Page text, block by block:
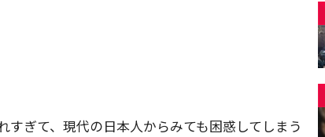
すぎて、現代の日本人からみても困惑してしまう